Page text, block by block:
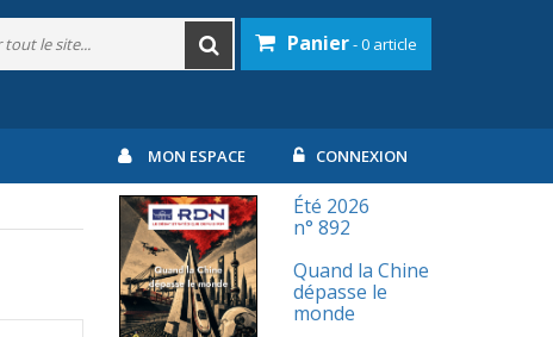
Panier- 0 article
MON ESPACE CONNEXION
Été 2026
n° 892
Quand la Chine
dépasse le
monde